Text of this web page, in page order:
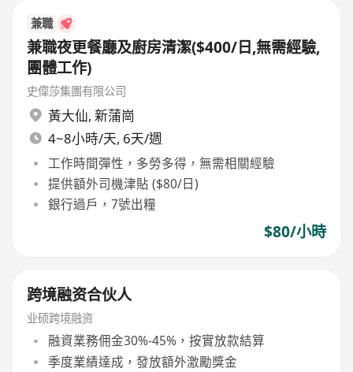
兼職
兼職夜更餐廳及廚房清潔($400/日,無需經驗,
團體工作)
史偉莎集團有限公司
黃大仙, 新蒲崗
4~8小時/天, 6天/週
工作時間彈性，多勞多得，無需相關經驗
提供額外司機津貼 ($80/日)
銀行過戶，7號出糧
$80/小時
跨境融资合伙人
业硕跨境融资
融資業務佣金30%-45%，按實放款結算
季度業績達成，發放額外激勵獎金